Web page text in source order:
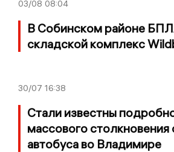
03/08 08:04
В Собинском районе
складской комплекс
30/07 16:38
Стали известны
массового столкновения
автобуса во Владимире